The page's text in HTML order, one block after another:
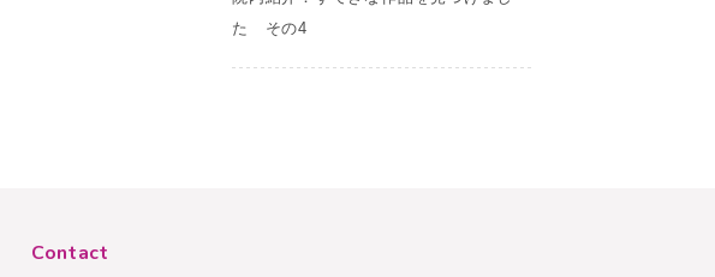
た その4
Contact